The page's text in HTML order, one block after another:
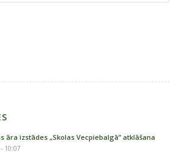
āra izstādes „Skolas Vecpiebalgā” atklāšana
10:07